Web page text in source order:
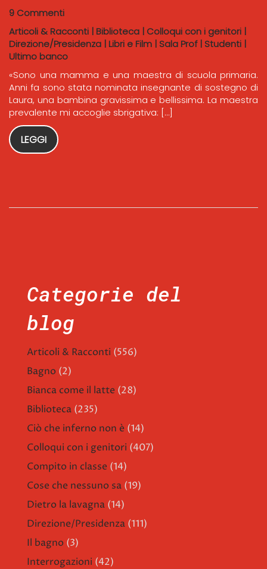
9 Commenti
Articoli & Racconti | Biblioteca | Colloqui con i genitori |
Direzione/Presidenza | Libri e Film | Sala Prof| Studenti |
Ultimo banco
«Sono una mamma e una maestra di scuola primaria.
Anni fa sono stata nominata insegnante di sostegno di
Laura, una bambina gravissima e bellissima. La maestra
prevalente mi accoglie sbrigativa: […]
LEGGI
Categorie del
blog
Articoli & Racconti (556)
Bagno (2)
Bianca come il latte (28)
Biblioteca (235)
Ciò che inferno non è (14)
Colloqui con i genitori (407)
Compito in classe (14)
Cose che nessuno sa (19)
Dietro la lavagna (14)
Direzione/Presidenza (111)
Il bagno (3)
Interrogazioni (42)